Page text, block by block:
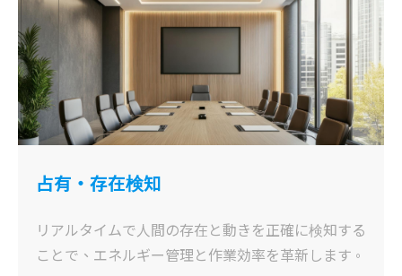
占有・存在検知
リアルタイムで人間の存在と動きを正確に検知する
ことで、エネルギー管理と作業効率を革新します 。